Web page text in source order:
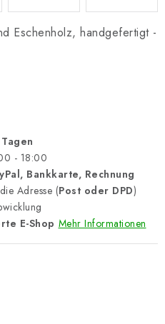
Eschenholz, handgefertigt -
- 18:00
Bankkarte, Rechnung
Adresse (Post oder DPD)
E-Shop Mehr Informationen